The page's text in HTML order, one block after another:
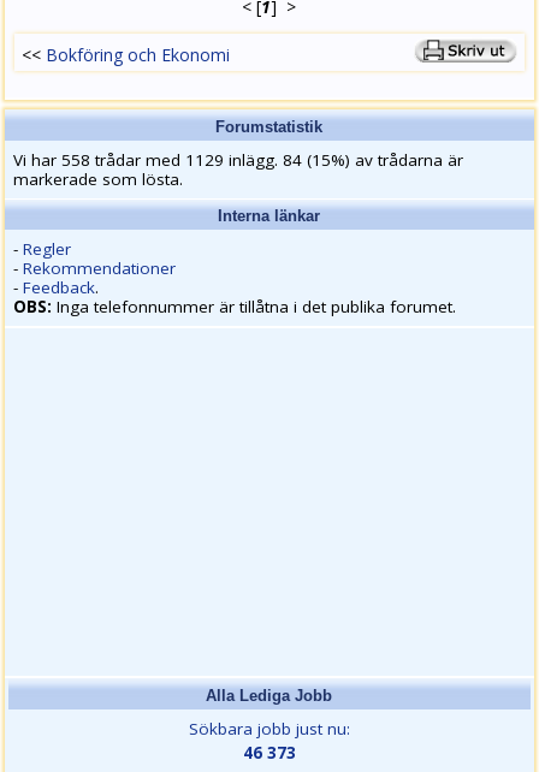
<[1] >
<< Bokföring och Ekonomi
Forumstatistik
Vi har 558 trådar med 1129 inlägg. 84 (15%) av trådarna är
markerade som lösta.
Interna länkar
-Regler
-Rekommendationer
-Feedback.
OBS: Inga telefonnummer är tillåtna i det publika forumet.
Alla Lediga Jobb
Sökbara jobb just nu:
46 373